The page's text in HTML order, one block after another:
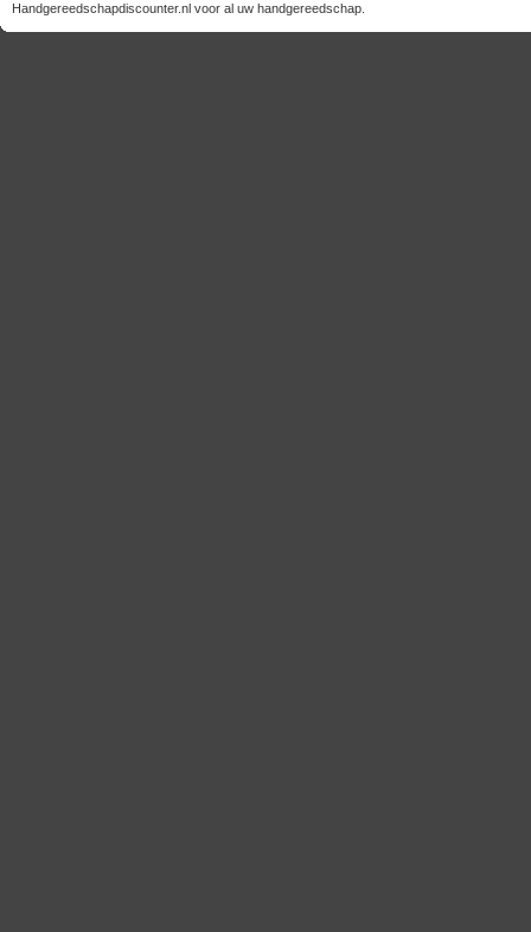
Handgereedschapdiscounter.nl voor al uw handgereedschap.